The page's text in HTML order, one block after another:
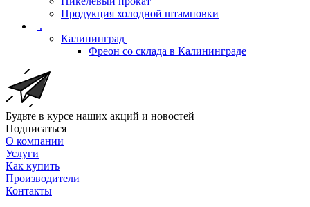
Продукция холодной штамповки
.
Калининград
Фреон со склада в Калининграде
Будьте в курсе наших акций и новостей
Подписаться
О компании
Услуги
Как купить
Производители
Контакты